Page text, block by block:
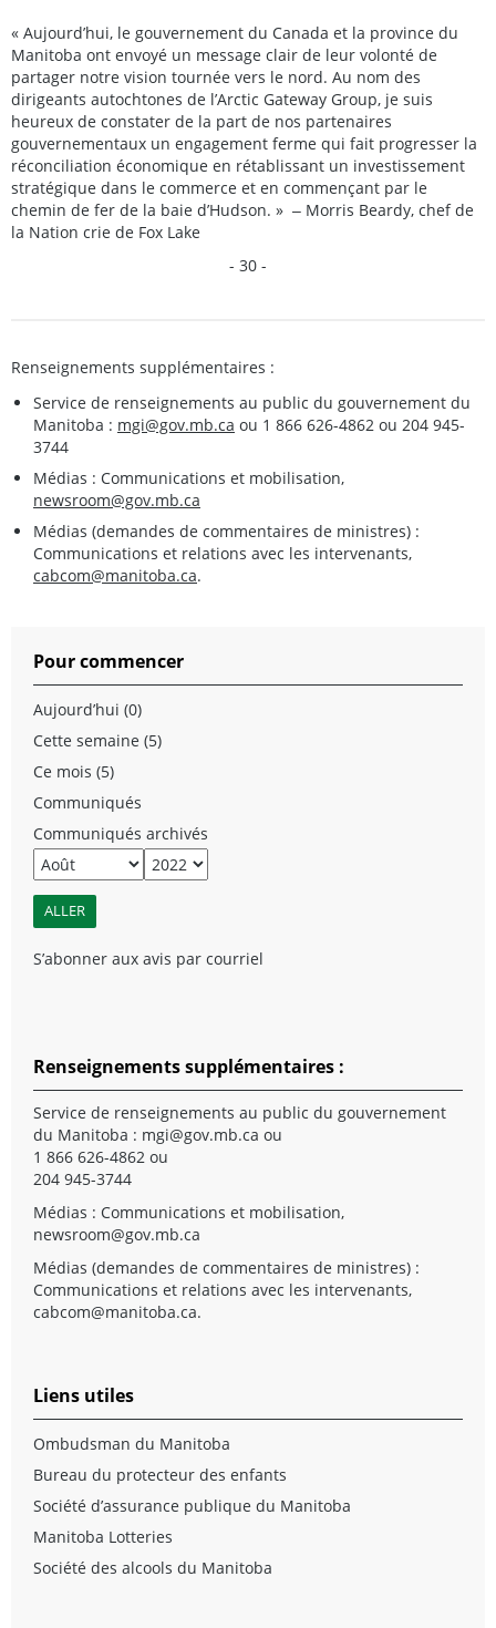
« Aujourd’hui, le gouvernement du Canada et la province du
Manitoba ont envoyé un message clair de leur volonté de
partager notre vision tournée vers le nord. Au nom des
dirigeants autochtones de l’Arctic Gateway Group, je suis
heureux de constater de la part de nos partenaires
gouvernementaux un engagement ferme qui fait progresser la
réconciliation économique en rétablissant un investissement
stratégique dans le commerce et en commençant par le
chemin de fer de la baie d’Hudson. » ‒ Morris Beardy, chef de
la Nation crie de Fox Lake
- 30 -
Renseignements supplémentaires :
Service de renseignements au public du gouvernement du
Manitoba : mgi@gov.mb.ca ou 1 866 626-4862 ou 204 945-
3744
Médias : Communications et mobilisation,
newsroom@gov.mb.ca
Médias (demandes de commentaires de ministres) :
Communications et relations avec les intervenants,
cabcom@manitoba.ca.
Pour commencer
Aujourd’hui (0)
Cette semaine (5)
Ce mois (5)
Communiqués
Communiqués archivés
S’abonner aux avis par courriel
Renseignements supplémentaires :
Service de renseignements au public du gouvernement
du Manitoba : mgi@gov.mb.ca ou
1 866 626-4862 ou
204 945-3744
Médias : Communications et mobilisation,
newsroom@gov.mb.ca
Médias (demandes de commentaires de ministres) :
Communications et relations avec les intervenants,
cabcom@manitoba.ca.
Liens utiles
Ombudsman du Manitoba
Bureau du protecteur des enfants
Société d’assurance publique du Manitoba
Manitoba Lotteries
Société des alcools du Manitoba